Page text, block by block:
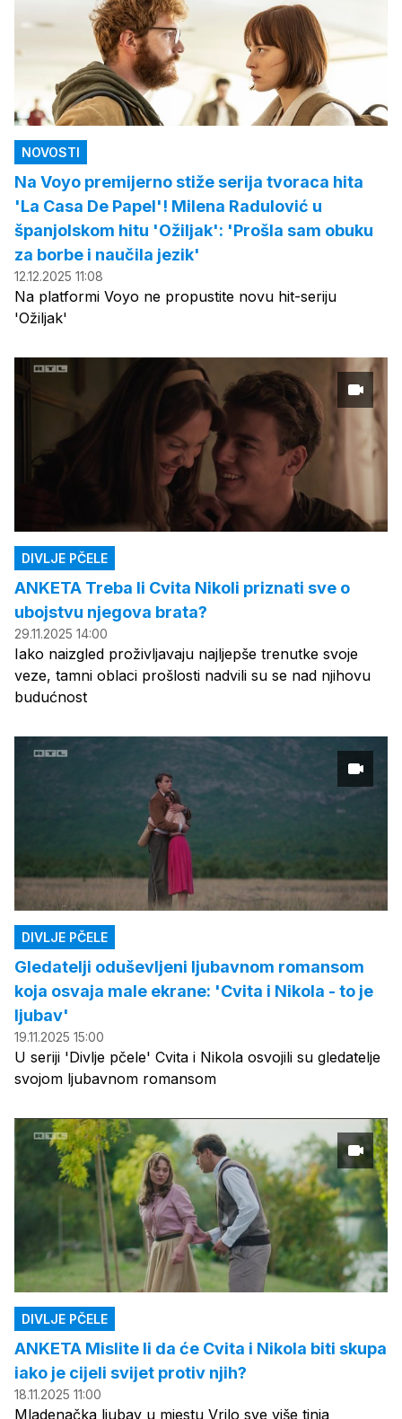
NOVOSTI
Na Voyo premijerno stiže serija tvoraca hita
'La Casa De Papel'! Milena Radulović u
španjolskom hitu 'Ožiljak': 'Prošla sam obuku
za borbe i naučila jezik'
12.12.2025 11:08
Na platformi Voyo ne propustite novu hit-seriju
'Ožiljak'
DIVLJE PČELE
ANKETA Treba li Cvita Nikoli priznati sve o
ubojstvu njegova brata?
29.11.2025 14:00
Iako naizgled proživljavaju najljepše trenutke svoje
veze, tamni oblaci prošlosti nadvili su se nad njihovu
budućnost
DIVLJE PČELE
Gledatelji oduševljeni ljubavnom romansom
koja osvaja male ekrane: 'Cvita i Nikola - to je
ljubav'
19.11.2025 15:00
U seriji 'Divlje pčele' Cvita i Nikola osvojili su gledatelje
svojom ljubavnom romansom
DIVLJE PČELE
ANKETA Mislite li da će Cvita i Nikola biti skupa
iako je cijeli svijet protiv njih?
18.11.2025 11:00
Mladenačka ljubav u mjestu Vrilo sve više tinja